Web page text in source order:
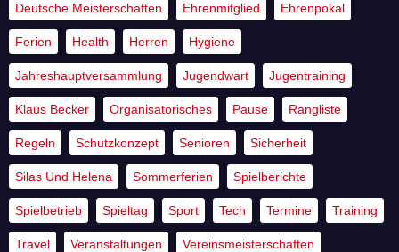
Deutsche Meisterschaften Ehrenmitglied Ehrenpokal
Ferien Health Herren Hygiene
Jahreshauptversammlung Jugendwart Jugentraining
Klaus Becker Organisatorisches Pause Rangliste
Regeln Schutzkonzept Senioren Sicherheit
Silas Und Helena Sommerferien Spielberichte
Spielbetrieb Spieltag Sport Tech Termine Training
Travel Veranstaltungen Vereinsmeisterschaften